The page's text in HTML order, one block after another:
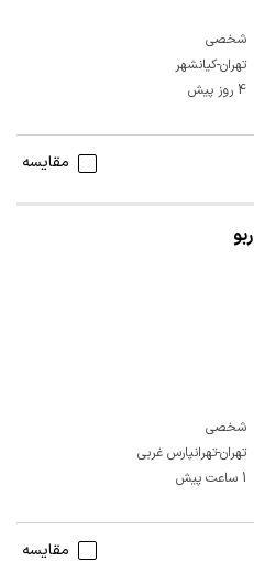
شخصی
تهران-کیانشهر
4 روز پیش
مقایسه
شخصی
تهران-تهرانپارس غربی
1 ساعت پیش
مقایسه